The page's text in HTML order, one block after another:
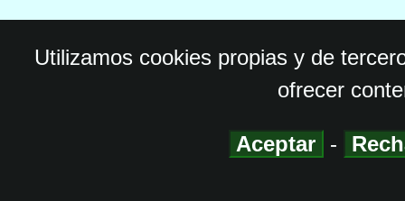
Utilizamos cookies propias y de
ofrecer
Aceptar -